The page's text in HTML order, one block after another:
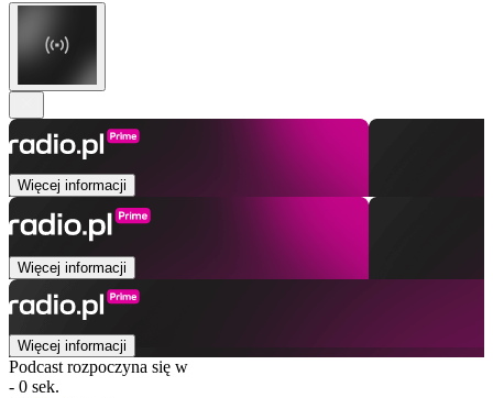
Więcej informacji
Więcej informacji
Więcej informacji
Podcast rozpoczyna się w
- 0 sek.